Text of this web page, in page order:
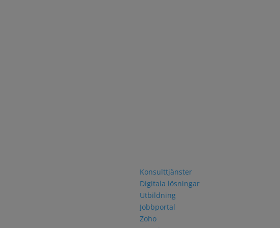
Konsulttjänster
Digitala lösningar
Utbildning
Jobbportal
Zoho